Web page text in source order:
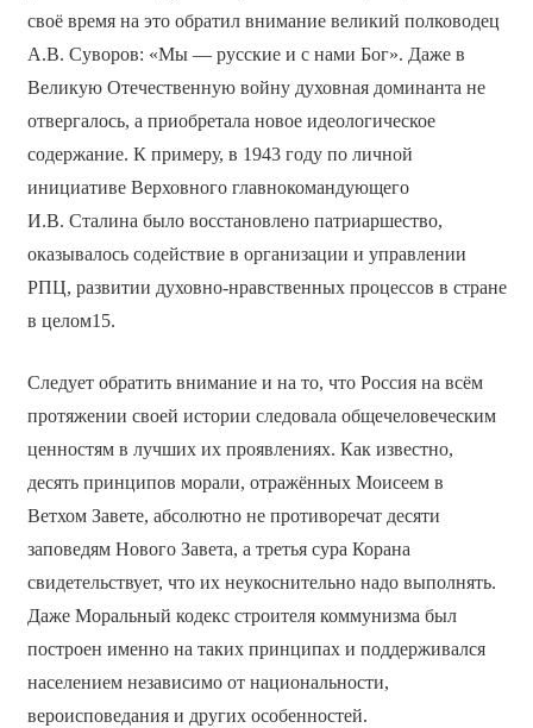
своё время на это обратил внимание великий полководец
А.В. Суворов: «Мы — русские и с нами Бог». Даже в
Великую Отечественную войну духовная доминанта не
отвергалось, а приобретала новое идеологическое
содержание. К примеру, в 1943 году по личной
инициативе Верховного главнокомандующего
И.В. Сталина было восстановлено патриаршество,
оказывалось содействие в организации и управлении
РПЦ, развитии духовно-нравственных процессов в стране
в целом15.
Следует обратить внимание и на то, что Россия на всём
протяжении своей истории следовала общечеловеческим
ценностям в лучших их проявлениях. Как известно,
десять принципов морали, отражённых Моисеем в
Ветхом Завете, абсолютно не противоречат десяти
заповедям Нового Завета, а третья сура Корана
свидетельствует, что их неукоснительно надо выполнять.
Даже Моральный кодекс строителя коммунизма был
построен именно на таких принципах и поддерживался
населением независимо от национальности,
вероисповедания и других особенностей.